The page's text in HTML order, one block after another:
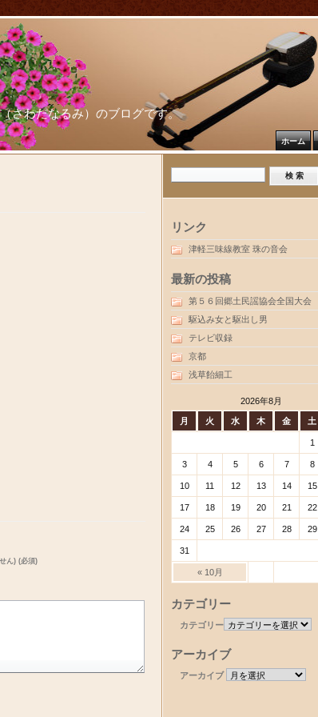
さわだなるみ）のブログです。
ホーム
ん) (必須)
リンク
津軽三味線教室 珠の音会
最新の投稿
第５６回郷土民謡協会全国大会
駆込み女と駆出し男
テレビ収録
京都
浅草飴細工
2026年8月
月 火 水 木 金 土
« 10月
1
3 4 5 6 7 8
10 11 12 13 14 15
17 18 19 20 21 22
24 25 26 27 28 29
31
カテゴリー
カテゴリー
アーカイブ
アーカイブ